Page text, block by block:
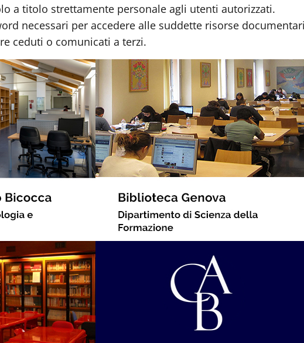
a titolo strettamente personale agli utenti autorizzati.
necessari per accedere alle suddette risorse
ceduti o comunicati a terzi.